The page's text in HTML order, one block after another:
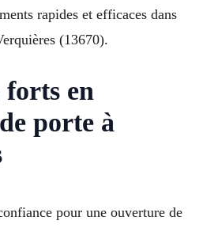
rapides et efficaces dans
(13670).
forts en
porte à
pour une ouverture de